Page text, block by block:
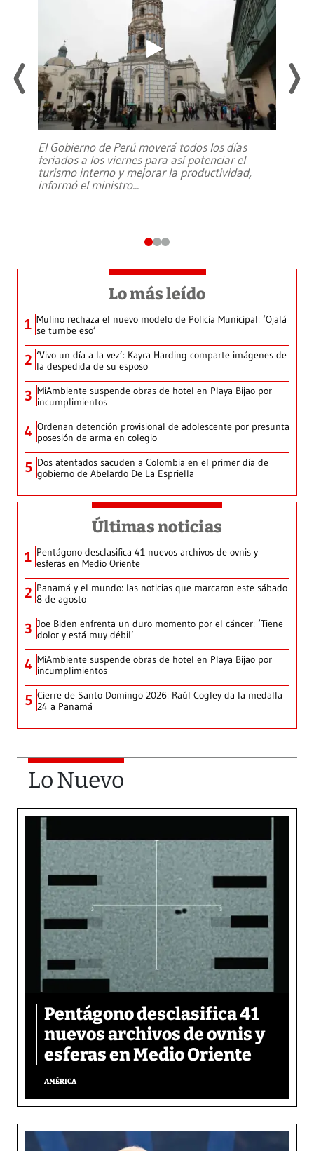
El Gobierno de Perú moverá todos los días
feriados a los viernes para así potenciar el
turismo interno y mejorar la productividad,
informó el ministro...
Lo más leído
1 Mulino rechaza el nuevo modelo de Policía Municipal: ‘Ojalá
se tumbe eso’
2 ‘Vivo un día a la vez’: Kayra Harding comparte imágenes de
la despedida de su esposo
3 MiAmbiente suspende obras de hotel en Playa Bijao por
incumplimientos
4 Ordenan detención provisional de adolescente por presunta
posesión de arma en colegio
5 Dos atentados sacuden a Colombia en el primer día de
gobierno de Abelardo De La Espriella
Últimas noticias
1 Pentágono desclasifica 41 nuevos archivos de ovnis y
esferas en Medio Oriente
2 Panamá y el mundo: las noticias que marcaron este sábado
8 de agosto
3 Joe Biden enfrenta un duro momento por el cáncer: ‘Tiene
dolor y está muy débil’
4 MiAmbiente suspende obras de hotel en Playa Bijao por
incumplimientos
5 Cierre de Santo Domingo 2026: Raúl Cogley da la medalla
24 a Panamá
Lo Nuevo
Pentágono desclasifica 41
nuevos archivos de ovnis y
esferas en Medio Oriente
AMÉRICA